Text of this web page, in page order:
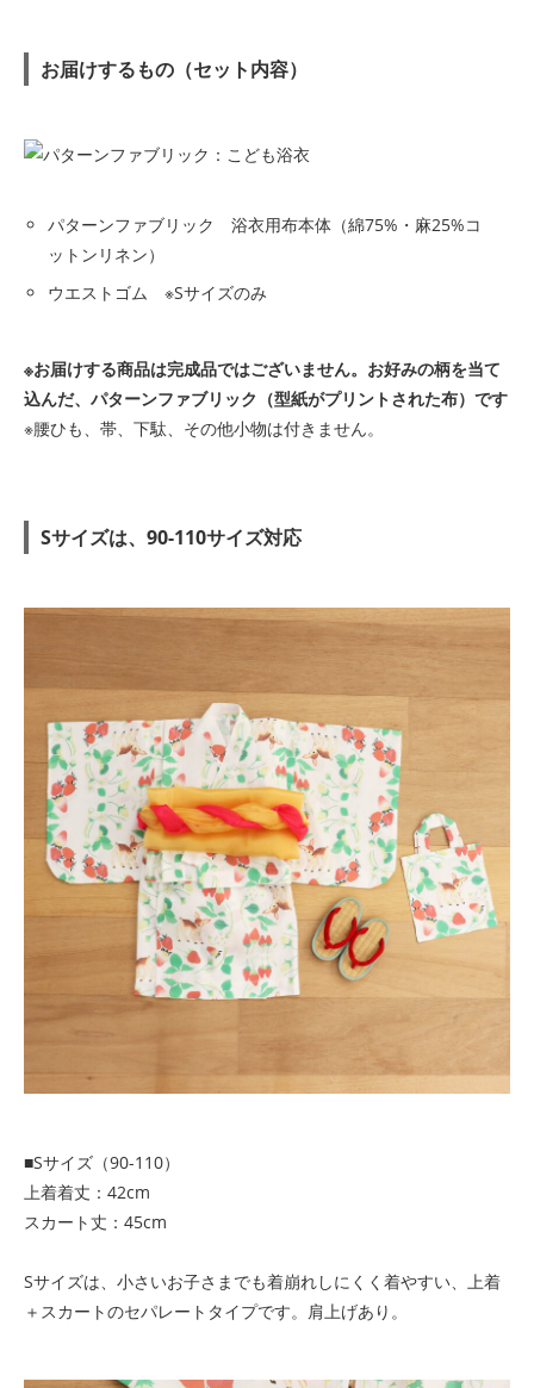
お届けするもの（セット内容）
パターンファブリック 浴衣用布本体（綿75%・麻25%コ
ットンリネン）
ウエストゴム ※Sサイズのみ
※お届けする商品は完成品ではございません。お好みの柄を当て
込んだ、パターンファブリック（型紙がプリントされた布）です
※腰ひも、帯、下駄、その他小物は付きません。
Sサイズは、90-110サイズ対応
■Sサイズ（90-110）
上着着丈：42cm
スカート丈：45cm
Sサイズは、小さいお子さまでも着崩れしにくく着やすい、上着
＋スカートのセパレートタイプです。肩上げあり。